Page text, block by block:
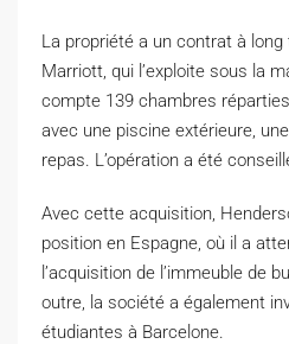
La propriété a un contrat à
Marriott, qui l’exploite sous la
compte 139 chambres
avec une piscine extérieure,
repas. L’opération a été
Avec cette acquisition,
position en Espagne, où il a
l’acquisition de l’immeuble de
outre, la société a également
étudiantes à Barcelone.